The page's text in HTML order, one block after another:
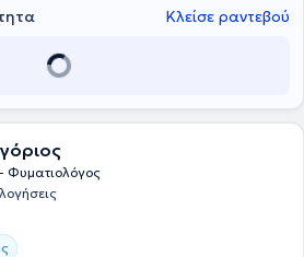
Κλείσε ραντεβού
Φυματιολόγος